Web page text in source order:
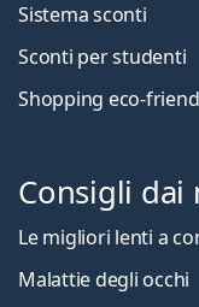
Sistema sconti
Sconti per studenti
Shopping eco-
Consigli dai
Le migliori lenti a
Malattie degli occhi